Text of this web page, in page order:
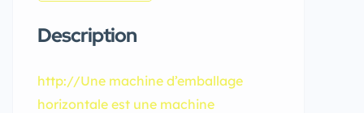
Description
http://Une machine d’emballage
horizontale est une machine